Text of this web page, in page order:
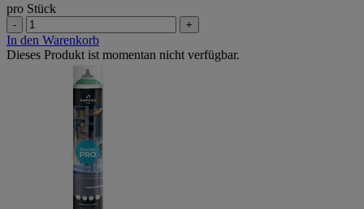
pro Stück
- +
In den Warenkorb
Dieses Produkt ist momentan nicht verfügbar.